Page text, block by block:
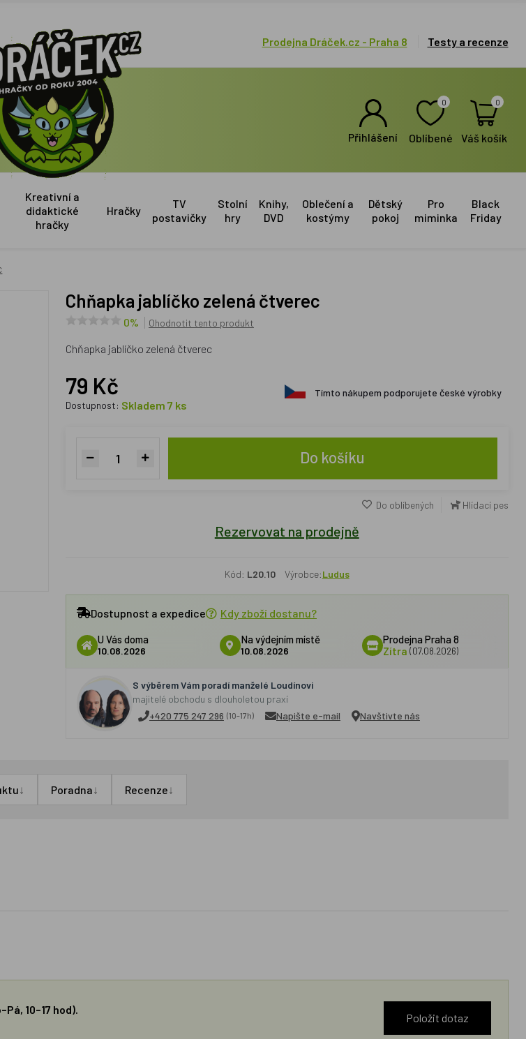
Prodejna Dráček.cz - Praha 8 Testy a recenze
Přihlášení
0
Oblíbené
0
Váš košík
Kreativní a
didaktické
hračky
Hračky
TV
postavičky
Stolní
hry
Knihy,
DVD
Oblečení a
kostýmy
Dětský
pokoj
Pro
miminka
Black
Friday
Chňapka jablíčko zelená čtverec
0% Ohodnotit tento produkt
Chňapka jablíčko zelená čtverec
79 Kč
Dostupnost: Skladem 7 ks
Tímto nákupem podporujete české výrobky
Do košíku
Do oblíbených Hlídací pes
Rezervovat na prodejně
Kód: L20.10 Výrobce:Ludus
Dostupnost a expedice Kdy zboží dostanu?
U Vás doma
10.08.2026
Na výdejním místě
10.08.2026
Prodejna Praha 8
Zítra (07.08.2026)
S výběrem Vám poradí manželé Loudínovi
majitelé obchodu s dlouholetou praxí
+420 775 247 296 (10-17h) Napište e-mail Navštivte nás
↓ Poradna↓ Recenze↓
10–17 hod).
Položit dotaz